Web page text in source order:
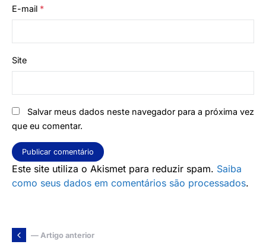
E-mail *
Site
Salvar meus dados neste navegador para a próxima vez
que eu comentar.
Este site utiliza o Akismet para reduzir spam. Saiba
como seus dados em comentários são processados.
— Artigo anterior